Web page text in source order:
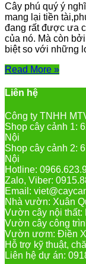
Cây phú quý ý
mang lại tiền
đang rất được ưa
của nó. Mà còn
biệt so với
Read More »
Liên hệ
Công ty TNHH
Shop cây cảnh 1:
Nội
Shop cây cảnh 2:
Nội
Hotline:
Zalo, Viber:
Email:
Nhà vườn: Xuân
Vườn cây nội thất:
Vườn cây công
Vườn ươm: Điền
Hỗ trợ kỹ thuật,
Liên hệ dự án: